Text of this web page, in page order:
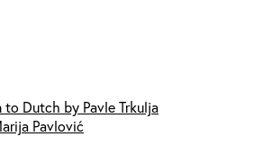
to Dutch by Pavle Trkulja
Pavlović